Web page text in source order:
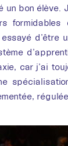
un bon élève.
essayé
car j’ai